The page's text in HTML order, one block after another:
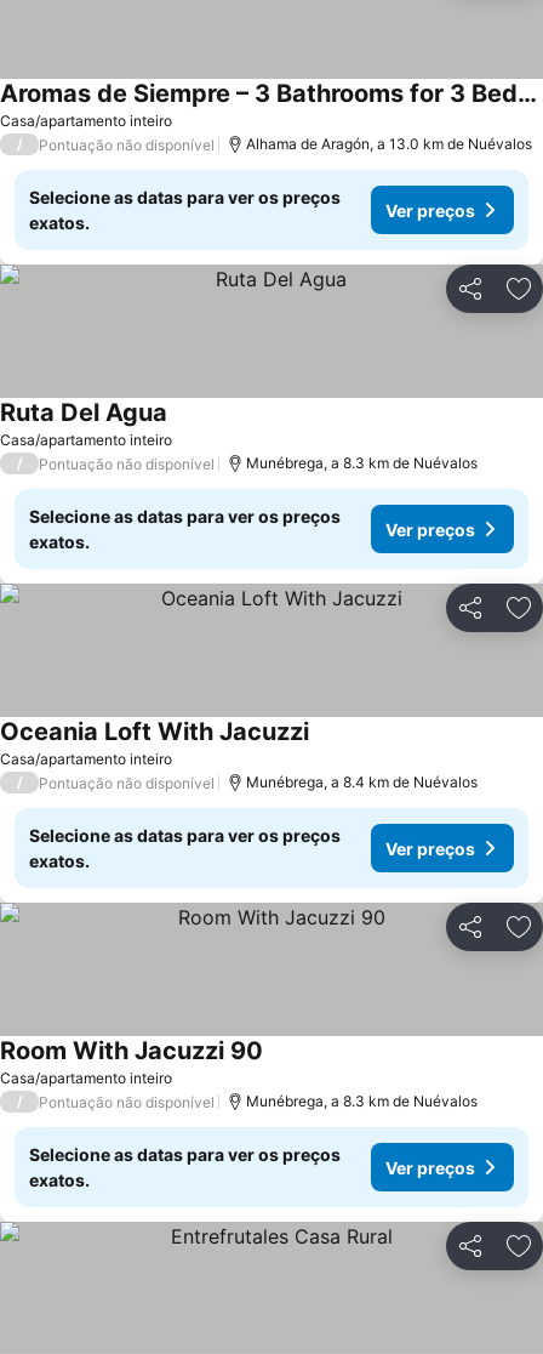
Casa/apartamento inteiro
Aromas de Siempre – 3 Bathrooms for 3 Bedrooms
Ver preços
/ Pontuação não disponível Alhama de Aragón, a 13.0 km de Nuévalos
Selecione as datas para ver os preços
exatos.
Ver preços
Partilhar
Casa/apartamento inteiro
Ruta Del Agua
/ Pontuação não disponível Munébrega, a 8.3 km de Nuévalos
Selecione as datas para ver os preços
exatos.
Ver preços
Partilhar
Casa/apartamento inteiro
Oceania Loft With JacuzziVer preços
/ Pontuação não disponível Munébrega, a 8.4 km de Nuévalos
Selecione as datas para ver os preços
exatos.
Ver preços
Partilhar
Casa/apartamento inteiro
Room With Jacuzzi 90
/ Pontuação não disponível Munébrega, a 8.3 km de Nuévalos
Selecione as datas para ver os preços
exatos.
Ver preços
Partilhar